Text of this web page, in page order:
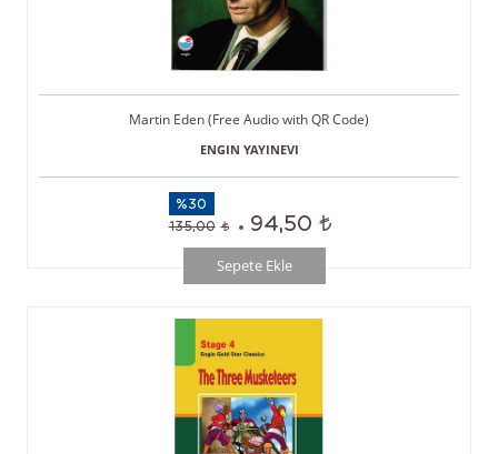
Sepete Ekle
Martin Eden (Free Audio with QR Code)
ENGIN YAYINEVI
%30
135,00
94,50